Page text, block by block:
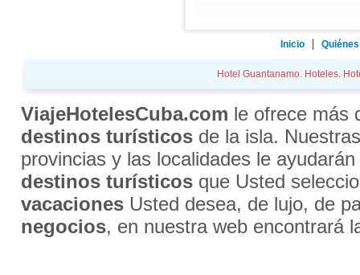
Inicio
Hotel Guantanamo. Hoteles.
ViajeHotelesCuba.com le ofrece más
destinos turísticosde la isla.
provincias y las localidades le
destinos turísticosque Usted
vacacionesUsted desea, de lujo, de
negocios, en nuestra web encontrará